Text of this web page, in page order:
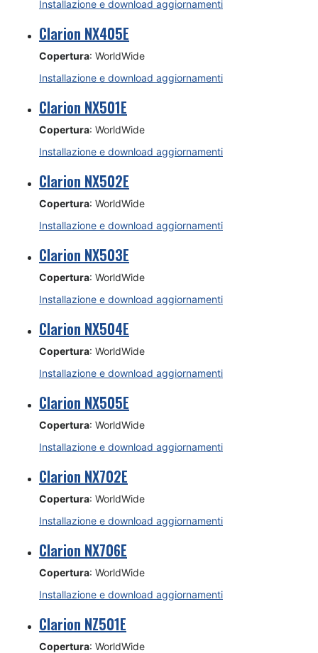
Installazione e download aggiornamenti
Clarion NX405E
Copertura: WorldWide
Installazione e download aggiornamenti
Clarion NX501E
Copertura: WorldWide
Installazione e download aggiornamenti
Clarion NX502E
Copertura: WorldWide
Installazione e download aggiornamenti
Clarion NX503E
Copertura: WorldWide
Installazione e download aggiornamenti
Clarion NX504E
Copertura: WorldWide
Installazione e download aggiornamenti
Clarion NX505E
Copertura: WorldWide
Installazione e download aggiornamenti
Clarion NX702E
Copertura: WorldWide
Installazione e download aggiornamenti
Clarion NX706E
Copertura: WorldWide
Installazione e download aggiornamenti
Clarion NZ501E
Copertura: WorldWide